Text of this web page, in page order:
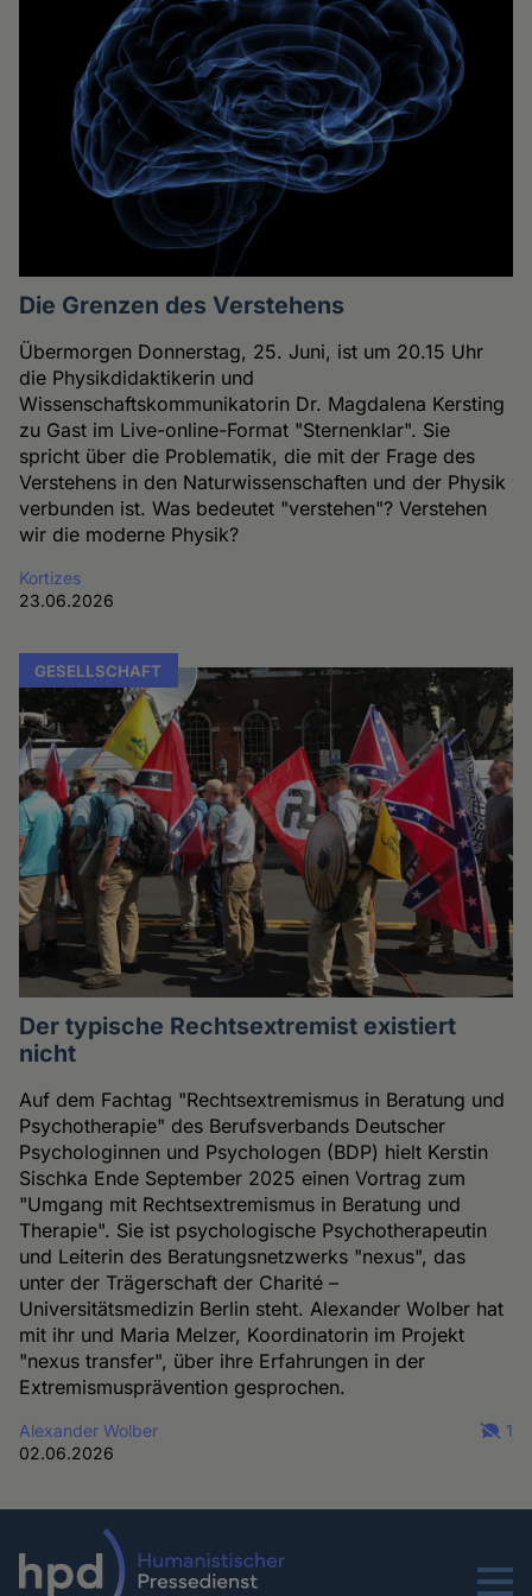
Die Grenzen des Verstehens
Übermorgen Donnerstag, 25. Juni, ist um 20.15 Uhr
die Physikdidaktikerin und
Wissenschaftskommunikatorin Dr. Magdalena Kersting
zu Gast im Live-online-Format "Sternenklar". Sie
spricht über die Problematik, die mit der Frage des
Verstehens in den Naturwissenschaften und der Physik
verbunden ist. Was bedeutet "verstehen"? Verstehen
wir die moderne Physik?
Kortizes
23.06.2026
GESELLSCHAFT
Der typische Rechtsextremist existiert
nicht
Auf dem Fachtag "Rechtsextremismus in Beratung und
Psychotherapie" des Berufsverbands Deutscher
Psychologinnen und Psychologen (BDP) hielt Kerstin
Sischka Ende September 2025 einen Vortrag zum
"Umgang mit Rechtsextremismus in Beratung und
Therapie". Sie ist psychologische Psychotherapeutin
und Leiterin des Beratungsnetzwerks "nexus", das
unter der Trägerschaft der Charité –
Universitätsmedizin Berlin steht. Alexander Wolber hat
mit ihr und Maria Melzer, Koordinatorin im Projekt
"nexus transfer", über ihre Erfahrungen in der
Extremismusprävention gesprochen.
Alexander Wolber
02.06.2026
1
Menu